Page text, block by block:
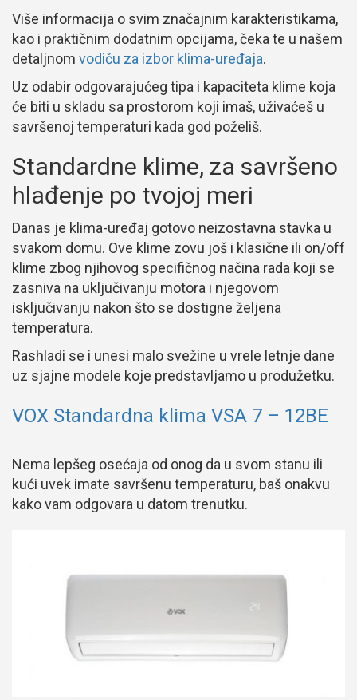
Više informacija o svim značajnim karakteristikama,
kao i praktičnim dodatnim opcijama, čeka te u našem
detaljnom vodiču za izbor klima-uređaja.
Uz odabir odgovarajućeg tipa i kapaciteta klime koja
će biti u skladu sa prostorom koji imaš, uživaćeš u
savršenoj temperaturi kada god poželiš.
Standardne klime, za savršeno
hlađenje po tvojoj meri
Danas je klima-uređaj gotovo neizostavna stavka u
svakom domu. Ove klime zovu još i klasične ili on/off
klime zbog njihovog specifičnog načina rada koji se
zasniva na uključivanju motora i njegovom
isključivanju nakon što se dostigne željena
temperatura.
Rashladi se i unesi malo svežine u vrele letnje dane
uz sjajne modele koje predstavljamo u produžetku.
VOX Standardna klima VSA 7 – 12BE
Nema lepšeg osećaja od onog da u svom stanu ili
kući uvek imate savršenu temperaturu, baš onakvu
kako vam odgovara u datom trenutku.